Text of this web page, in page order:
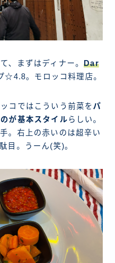
、まずはディナー。Dar
☆4.8。モロッコ料理店。
コではこういう前菜を パ
が基本スタイル らしい。
。右上の赤いのは超辛い
目。うーん(笑)。